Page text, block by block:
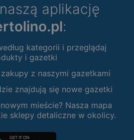
aplikację
:
kategorii i przeglądaj
i gazetki
z naszymi gazetkami
znajdują się nowe gazetki
mieście? Nasza mapa
sklepy detaliczne w okolicy.